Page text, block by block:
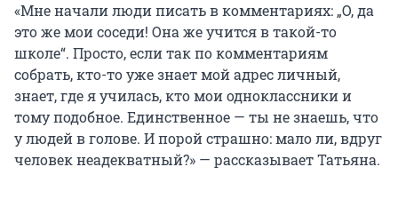
«Мне начали люди писать в комментариях: „О, да
это же мои соседи! Она же учится в такой-то
школе“. Просто, если так по комментариям
собрать, кто-то уже знает мой адрес личный,
знает, где я училась, кто мои одноклассники и
тому подобное. Единственное — ты не знаешь, что
у людей в голове. И порой страшно: мало ли, вдруг
человек неадекватный?» — рассказывает Татьяна.